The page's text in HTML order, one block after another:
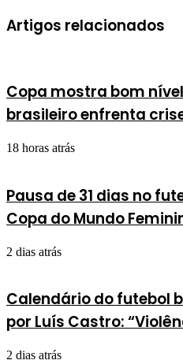
Artigos relacionados
Copa mostra bom
brasileiro enfrenta
18 horas atrás
Pausa de 31 dias no
Copa do Mundo
2 dias atrás
Calendário do futebol
por Luís Castro:
2 dias atrás